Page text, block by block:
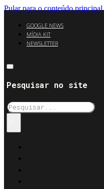
Pular para o conteúdo principal
GOOGLE NEWS
MÍDIA KIT
NEWSLETTER
Pesquisar no site
Pesquisar